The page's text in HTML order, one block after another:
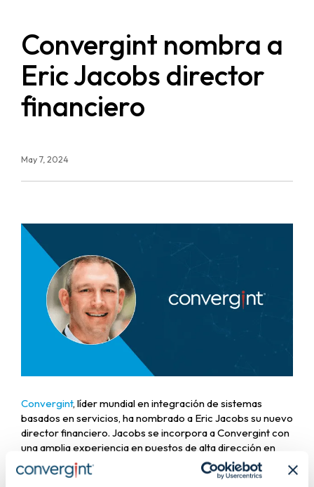
Convergint nombra a
Eric Jacobs director
financiero
May 7, 2024
Convergint, líder mundial en integración de sistemas
basados en servicios, ha nombrado a Eric Jacobs su nuevo
director financiero. Jacobs se incorpora a Convergint con
una amplia experiencia en puestos de alta dirección en
empresas orientadas al crecimiento. Tras casi una década
como director financiero de Convergint, Alan